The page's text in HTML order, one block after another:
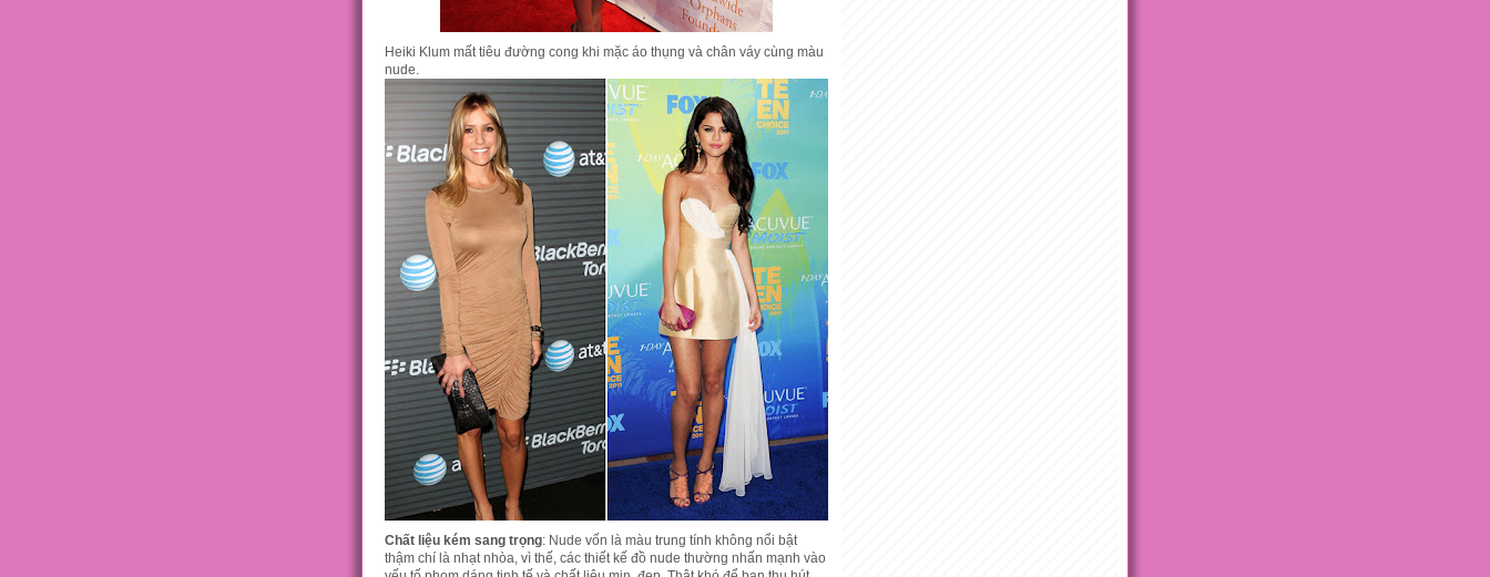
Heiki Klum mất tiêu đường cong khi mặc áo thụng và chân váy cùng màu
nude.
Chất liệu kém sang trọng: Nude vốn là màu trung tính không nổi bật
thậm chí là nhạt nhòa, vì thế, các thiết kế đồ nude thường nhấn mạnh vào